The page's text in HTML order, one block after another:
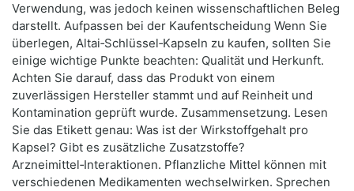
Verwendung, was jedoch keinen wissenschaftlichen Beleg
darstellt. Aufpassen bei der Kaufentscheidung Wenn Sie
überlegen, Altai‑Schlüssel‑Kapseln zu kaufen, sollten Sie
einige wichtige Punkte beachten: Qualität und Herkunft.
Achten Sie darauf, dass das Produkt von einem
zuverlässigen Hersteller stammt und auf Reinheit und
Kontamination geprüft wurde. Zusammensetzung. Lesen
Sie das Etikett genau: Was ist der Wirkstoffgehalt pro
Kapsel? Gibt es zusätzliche Zusatzstoffe?
Arzneimittel‑Interaktionen. Pflanzliche Mittel können mit
verschiedenen Medikamenten wechselwirken. Sprechen